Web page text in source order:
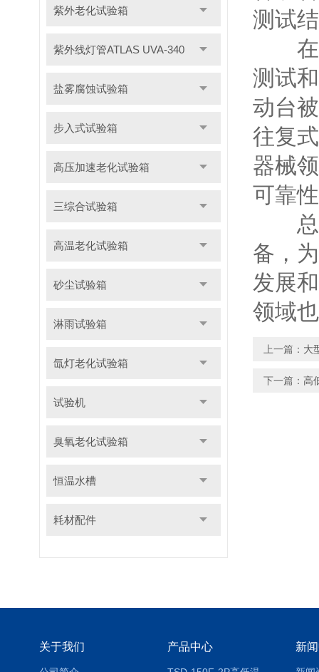
紫外老化试验箱
紫外线灯管ATLAS UVA-340
盐雾腐蚀试验箱
步入式试验箱
高压加速老化试验箱
三综合试验箱
高温老化试验箱
砂尘试验箱
淋雨试验箱
氙灯老化试验箱
试验机
臭氧老化试验箱
恒温水槽
耗材配件
测试
在应
测试
动台
往复
器械
可靠
总之
备，
发展
领域
上一篇： 大
下一篇： 高
关于我们 产品中心 新